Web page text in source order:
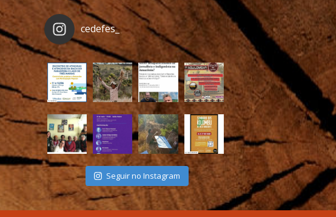
cedefes_
Seguir no Instagram